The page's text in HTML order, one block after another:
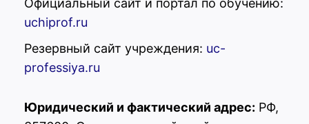
Официальный сайт и портал по обучению:
uchiprof.ru
Резервный сайт учреждения: uc-
professiya.ru
Юридический и фактический адрес: РФ,